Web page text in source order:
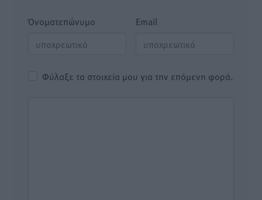
Όνοματεπώνυμο Email
Φύλαξε τα στοιχεία μου για την επόμενη φορά.